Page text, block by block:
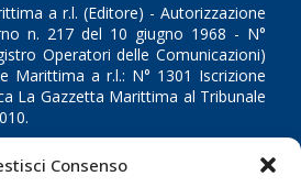
Consenso
a r.l. (Editore) - Autorizzazione
n. 217 del 10 giugno 1968 - N°
Operatori delle Comunicazioni)
Marittima a r.l.: N° 1301 Iscrizione
La Gazzetta Marittima al Tribunale
LINK